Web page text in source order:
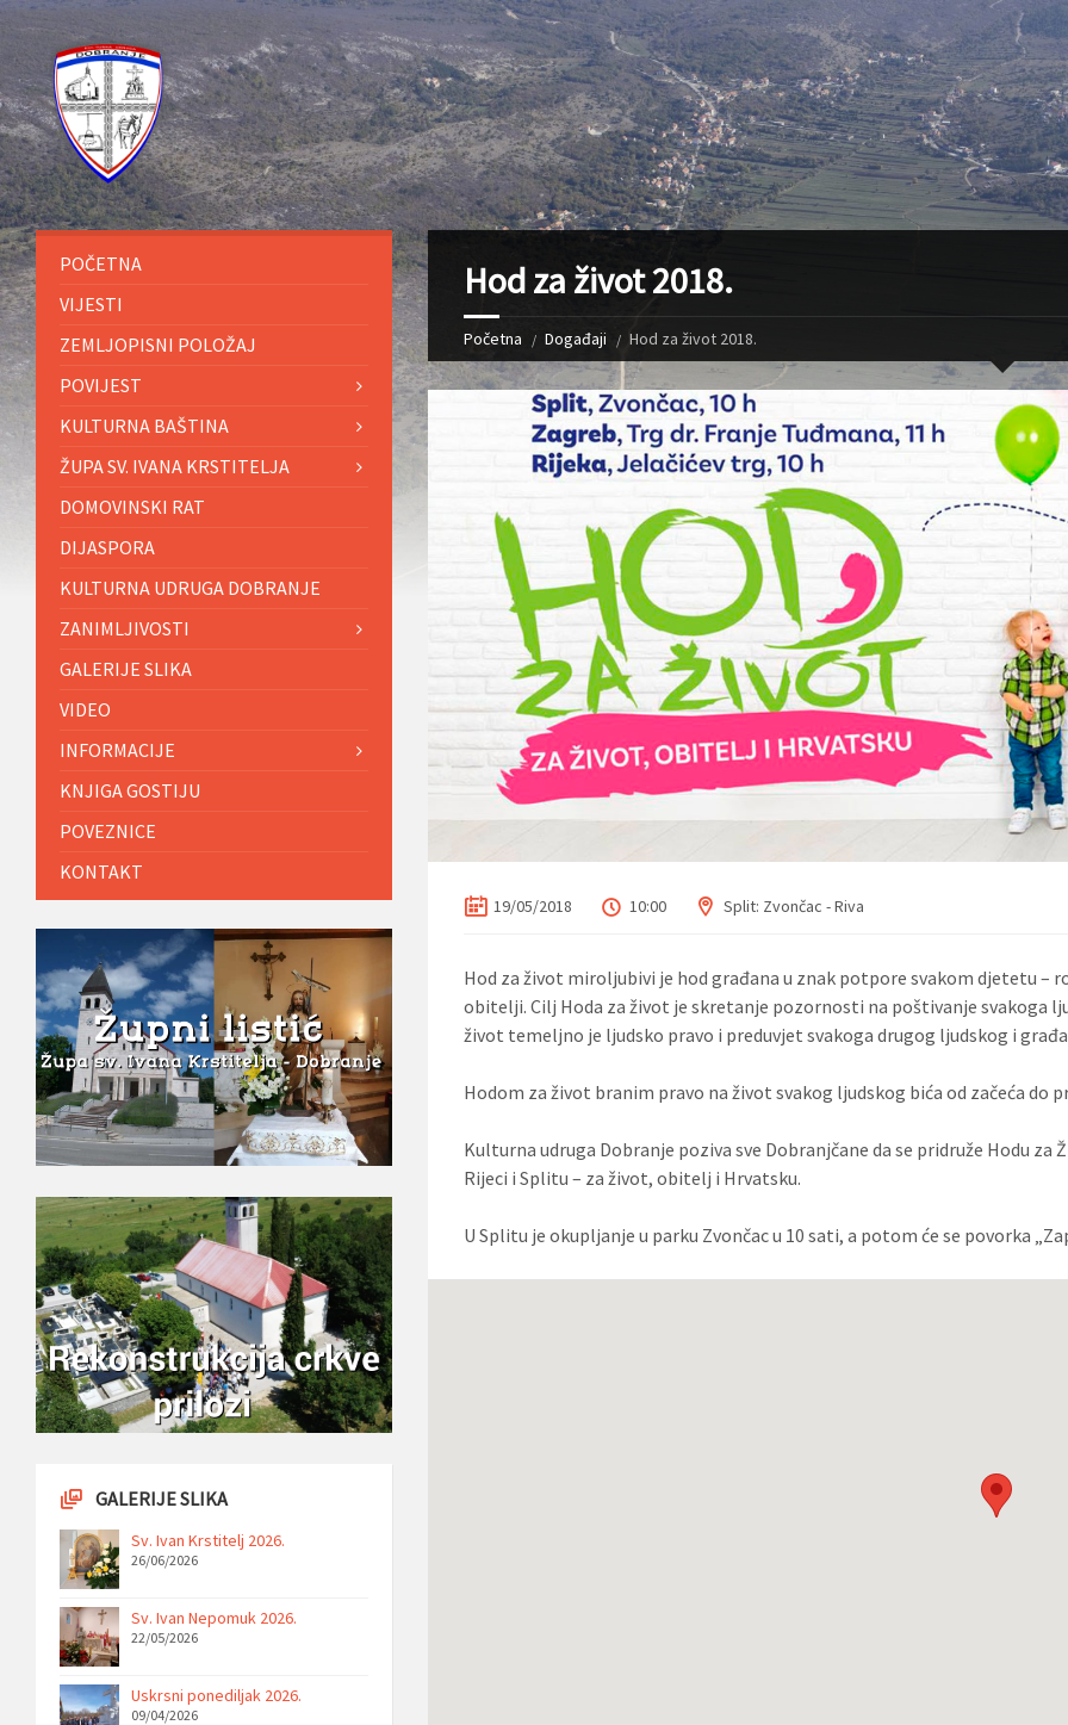
Hod za život 2018.
Početna Događaji Hod za život 2018.
19/05/2018 10:00 Split: Zvončac - Riva
Hod za život miroljubivi je hod građana u znak potpore svakom djetetu –
obitelji. Cilj Hoda za život je skretanje pozornosti na poštivanje svakoga
život temeljno je ljudsko pravo i preduvjet svakoga drugog ljudskog i
Hodom za život branim pravo na život svakog ljudskog bića od začeća do
Kulturna udruga Dobranje poziva sve Dobranjčane da se pridruže Hodu
Rijeci i Splitu – za život, obitelj i Hrvatsku.
U Splitu je okupljanje u parku Zvončac u 10 sati, a potom će se povorka
POČETNA
VIJESTI
ZEMLJOPISNI POLOŽAJ
POVIJEST
KULTURNA BAŠTINA
ŽUPA SV. IVANA KRSTITELJA
DOMOVINSKI RAT
DIJASPORA
KULTURNA UDRUGA DOBRANJE
ZANIMLJIVOSTI
GALERIJE SLIKA
VIDEO
INFORMACIJE
KNJIGA GOSTIJU
POVEZNICE
KONTAKT
GALERIJE SLIKA
Sv. Ivan Krstitelj 2026.
26/06/2026
Sv. Ivan Nepomuk 2026.
22/05/2026
Uskrsni ponediljak 2026.
09/04/2026